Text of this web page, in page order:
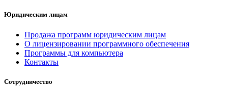
Юридическим лицам
Продажа программ юридическим лицам
О лицензировании программного обеспечения
Программы для компьютера
Контакты
Сотрудничество